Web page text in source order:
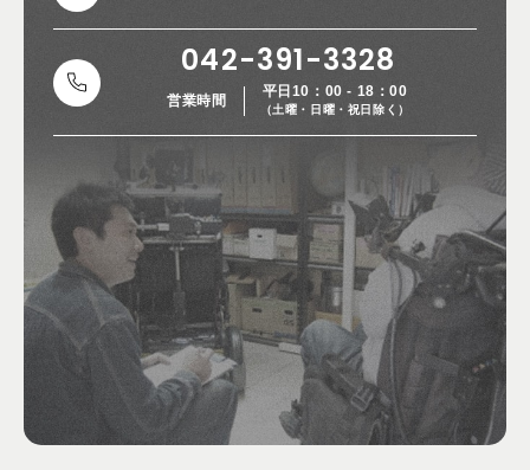
042-391-3328
営業時間
平日10：00 - 18：00
（土曜・日曜・祝日除く）